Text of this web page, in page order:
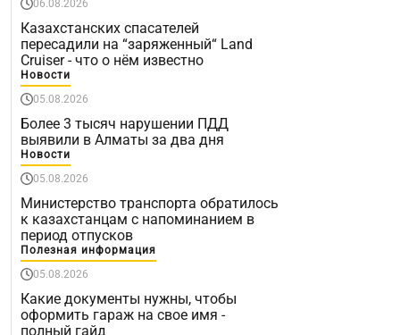
06.08.2026
Казахстанских спасателей
пересадили на “заряженный“ Land
Cruiser - что о нём известно
Новости
05.08.2026
Более 3 тысяч нарушении ПДД
выявили в Алматы за два дня
Новости
05.08.2026
Министерство транспорта обратилось
к казахстанцам с напоминанием в
период отпусков
Полезная информация
05.08.2026
Какие документы нужны, чтобы
оформить гараж на свое имя -
полный гайд